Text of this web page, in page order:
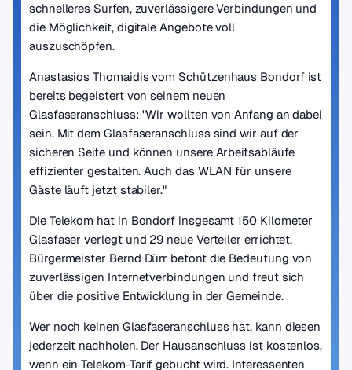
schnelleres Surfen, zuverlässigere Verbindungen und
die Möglichkeit, digitale Angebote voll
auszuschöpfen.
Anastasios Thomaidis vom Schützenhaus Bondorf ist
bereits begeistert von seinem neuen
Glasfaseranschluss: "Wir wollten von Anfang an dabei
sein. Mit dem Glasfaseranschluss sind wir auf der
sicheren Seite und können unsere Arbeitsabläufe
effizienter gestalten. Auch das WLAN für unsere
Gäste läuft jetzt stabiler."
Die Telekom hat in Bondorf insgesamt 150 Kilometer
Glasfaser verlegt und 29 neue Verteiler errichtet.
Bürgermeister Bernd Dürr betont die Bedeutung von
zuverlässigen Internetverbindungen und freut sich
über die positive Entwicklung in der Gemeinde.
Wer noch keinen Glasfaseranschluss hat, kann diesen
jederzeit nachholen. Der Hausanschluss ist kostenlos,
wenn ein Telekom-Tarif gebucht wird. Interessenten